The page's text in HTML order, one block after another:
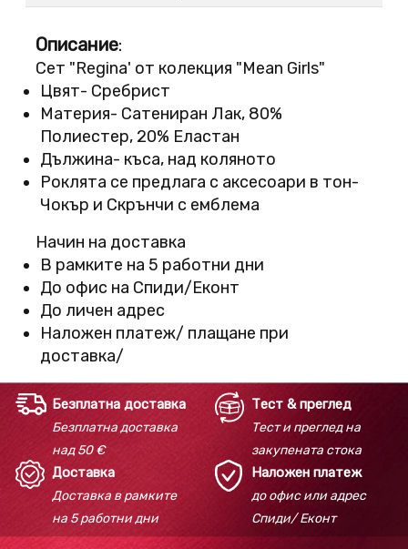
Описание:
Сет "Regina' от колекция "Mean Girls"
Цвят- Сребрист
Материя- Сатениран Лак, 80%
Полиестер, 20% Еластан
Дължина- къса, над коляното
Роклята се предлага с аксесоари в тон-
Чокър и Скрънчи с емблема
Начин на доставка
В рамките на 5 работни дни
До офис на Спиди/Еконт
До личен адрес
Наложен платеж/ плащане при
доставка/
Безплатна доставка
Безплатна доставка
над 50 €
Тест & преглед
Тест и преглед на
закупената стока
Доставка
Доставка в рамките
на 5 работни дни
Наложен платеж
до офис или адрес
Спиди/ Еконт